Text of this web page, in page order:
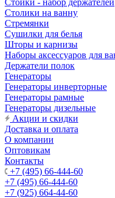
Стойки - набор держателей
Столики на ванну
Стремянки
Сушилки для белья
Шторы и карнизы
Наборы аксессуаров для
Держатели полок
Генераторы
Генераторы инверторные
Генераторы рамные
Генераторы дизельные
Акции и скидки
Доставка и оплата
О компании
Оптовикам
Контакты
+7 (495) 66-444-60
+7 (495) 66-444-60
+7 (925) 664-44-60